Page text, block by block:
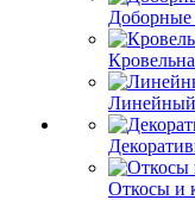
Доборные
Линейный
Откосы и